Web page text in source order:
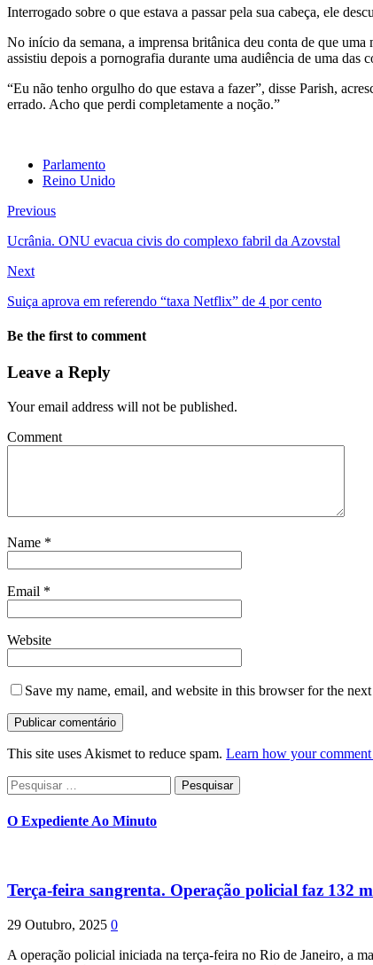
Interrogado sobre o que estava a passar pela sua cabeça, ele
No início da semana, a imprensa britânica deu conta de que
assistiu depois a pornografia durante uma audiência de uma das
“Eu não tenho orgulho do que estava a fazer”, disse Parish,
errado. Acho que perdi completamente a noção.”
Parlamento
Reino Unido
Previous
Ucrânia. ONU evacua civis do complexo fabril da Azovstal
Next
Suiça aprova em referendo “taxa Netflix” de 4 por cento
Be the first to comment
Leave a Reply
Your email address will not be published.
Comment
Name *
Email *
Website
Save my name, email, and website in this browser for the
This site uses Akismet to reduce spam. Learn how your comment
Pesquisar
por:
O Expediente Ao Minuto
Terça-feira sangrenta. Operação policial faz 132
29 Outubro, 2025 0
A operação policial iniciada na terça-feira no Rio de Janeiro, a